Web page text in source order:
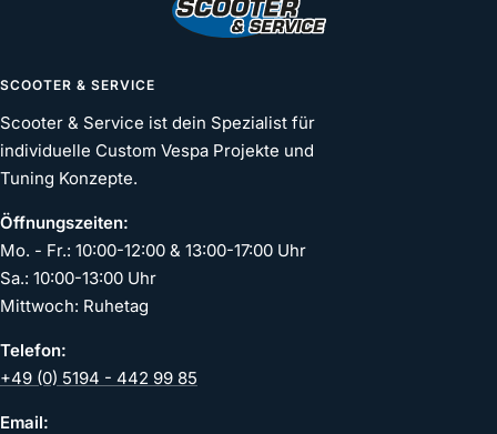
SCOOTER & SERVICE
Scooter & Service ist dein Spezialist für
individuelle Custom Vespa Projekte und
Tuning Konzepte.
Öffnungszeiten:
Mo. - Fr.: 10:00-12:00 & 13:00-17:00 Uhr
Sa.: 10:00-13:00 Uhr
Mittwoch: Ruhetag
Telefon:
+49 (0) 5194 - 442 99 85
Email: